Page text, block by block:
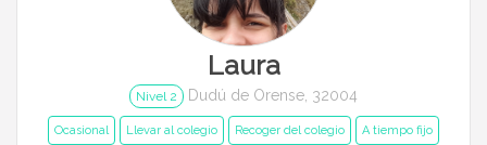
Laura
Nivel 2 Dudú de Orense, 32004
Ocasional Llevar al colegio Recoger del colegio A tiempo fijo